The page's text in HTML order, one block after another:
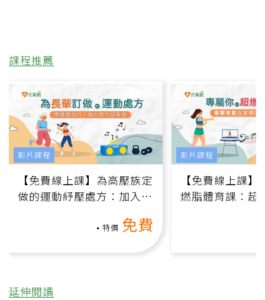
課程推薦
【免費線上課】為高壓族定
做的運動紓壓處方：加入行
特價 免費
影片課程
【免費線上課
燃脂體育課：超
影片課程
延伸閱讀